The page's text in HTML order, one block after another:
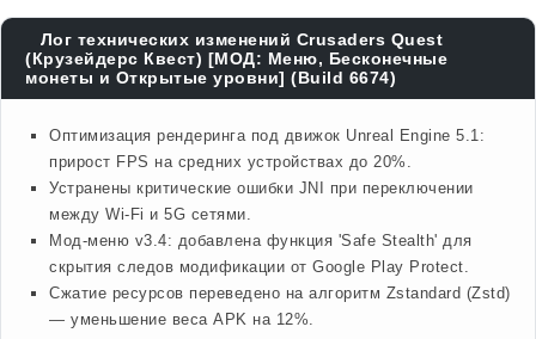
Лог технических изменений Crusaders Quest
(Крузейдерс Квест) [МОД: Меню, Бесконечные
монеты и Открытые уровни] (Build 6674)
Оптимизация рендеринга под движок Unreal Engine 5.1:
прирост FPS на средних устройствах до 20%.
Устранены критические ошибки JNI при переключении
между Wi-Fi и 5G сетями.
Мод-меню v3.4: добавлена функция 'Safe Stealth' для
скрытия следов модификации от Google Play Protect.
Сжатие ресурсов переведено на алгоритм Zstandard (Zstd)
— уменьшение веса APK на 12%.